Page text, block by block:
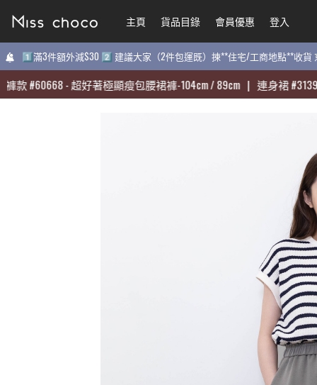
主頁 貨品目錄 會員優惠 登入
1️⃣滿3件額外減$30 2️⃣ 建議大家（2件包運既）揀**住宅/工商地點**收
60668-超好著極顯瘦包腰裙褲-104cm / 89cm | 連身裙#31398-質
主頁 貨品目錄 會員優惠 登入
1️⃣滿3件額外減$30 2️⃣ 建議大家（2件包運既）揀**住宅/工商地點**收
60668-超好著極顯瘦包腰裙褲-104cm / 89cm | 連身裙#31398-質